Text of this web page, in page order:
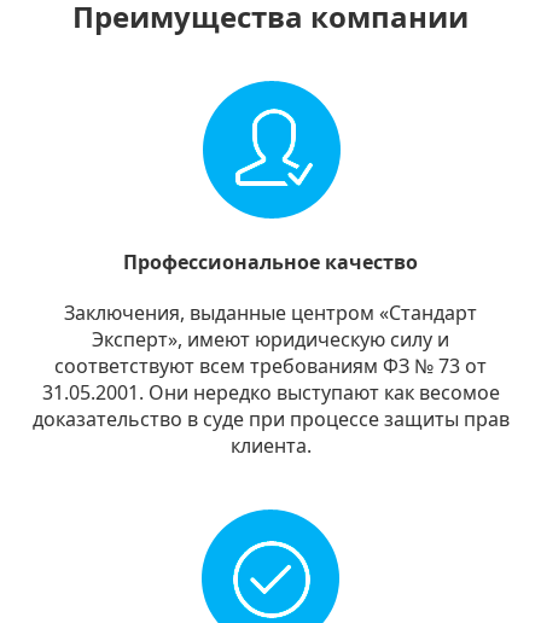
Преимущества компании
Профессиональное качество
Заключения, выданные центром «Стандарт
Эксперт», имеют юридическую силу и
соответствуют всем требованиям ФЗ № 73 от
31.05.2001. Они нередко выступают как весомое
доказательство в суде при процессе защиты прав
клиента.